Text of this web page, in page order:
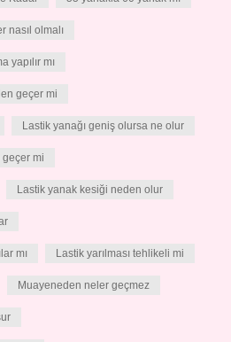
nasıl olmalı
yapılır mı
geçer mi
Lastik yanağı geniş olursa ne olur
geçer mi
Lastik yanak kesiği neden olur
mı Lastik yarılması tehlikeli mi
Muayeneden neler geçmez